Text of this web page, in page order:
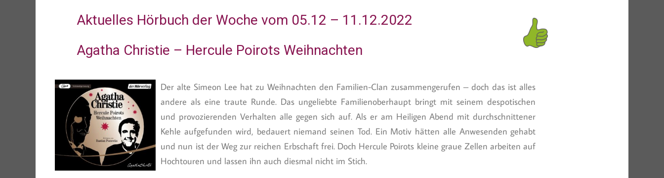
Aktuelles Hörbuch der Woche vom 05.12 – 11.12.2022
Agatha Christie – Hercule Poirots Weihnachten
Der alte Simeon Lee hat zu Weihnachten den Familien-Clan zusammengerufen – doch das ist alles
andere als eine traute Runde. Das ungeliebte Familienoberhaupt bringt mit seinem despotischen
und provozierenden Verhalten alle gegen sich auf. Als er am Heiligen Abend mit durchschnittener
Kehle aufgefunden wird, bedauert niemand seinen Tod. Ein Motiv hätten alle Anwesenden gehabt
und nun ist der Weg zur reichen Erbschaft frei. Doch Hercule Poirots kleine graue Zellen arbeiten auf
Hochtouren und lassen ihn auch diesmal nicht im Stich.